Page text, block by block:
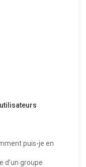
puis-je en
d’un groupe